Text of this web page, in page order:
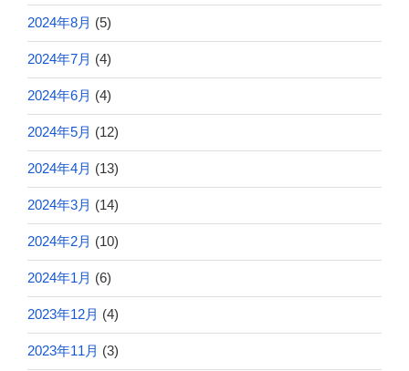
2024年8月 (5)
2024年7月 (4)
2024年6月 (4)
2024年5月 (12)
2024年4月 (13)
2024年3月 (14)
2024年2月 (10)
2024年1月 (6)
2023年12月 (4)
2023年11月 (3)